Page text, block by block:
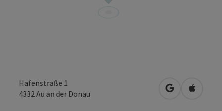
Hafenstraße 1
4332 Au an der Donau in Google
in